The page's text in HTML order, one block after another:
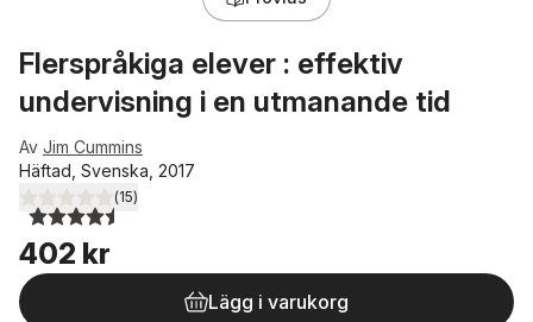
Flerspråkiga elever : effektiv
undervisning i en utmanande tid
Av Jim Cummins
Häftad, Svenska, 2017
4,5utav 5 stjärnor. Totalt antal röster:
(15)
402 kr
Lägg i varukorg